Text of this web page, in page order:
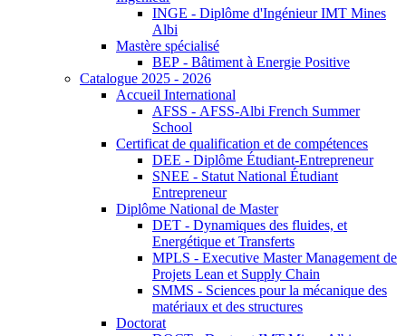
INGE - Diplôme d'Ingénieur IMT Mines
Albi
Mastère spécialisé
BEP - Bâtiment à Energie Positive
Catalogue 2025 - 2026
Accueil International
AFSS - AFSS-Albi French Summer
School
Certificat de qualification et de compétences
DEE - Diplôme Étudiant-Entrepreneur
SNEE - Statut National Étudiant
Entrepreneur
Diplôme National de Master
DET - Dynamiques des fluides, et
Energétique et Transferts
MPLS - Executive Master Management de
Projets Lean et Supply Chain
SMMS - Sciences pour la mécanique des
matériaux et des structures
Doctorat